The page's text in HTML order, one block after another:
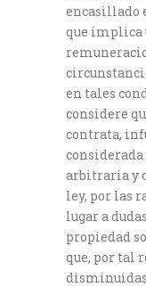
encasillado
que implica
en tales
considere
contrata,
arbitraria y
ley, por las
lugar a
propiedad
que, por tal